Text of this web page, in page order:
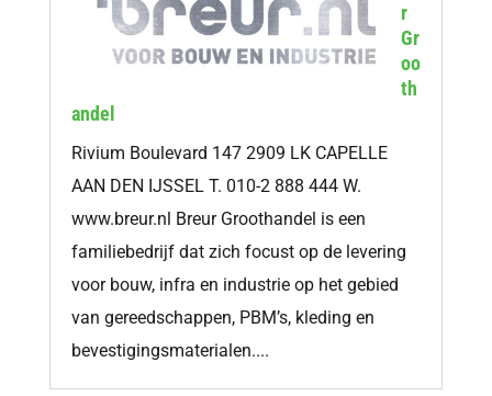
r
Gr
oo
th
andel
Rivium Boulevard 147 2909 LK CAPELLE
AAN DEN IJSSEL T. 010-2 888 444 W.
www.breur.nl Breur Groothandel is een
familiebedrijf dat zich focust op de levering
voor bouw, infra en industrie op het gebied
van gereedschappen, PBM’s, kleding en
bevestigingsmaterialen....